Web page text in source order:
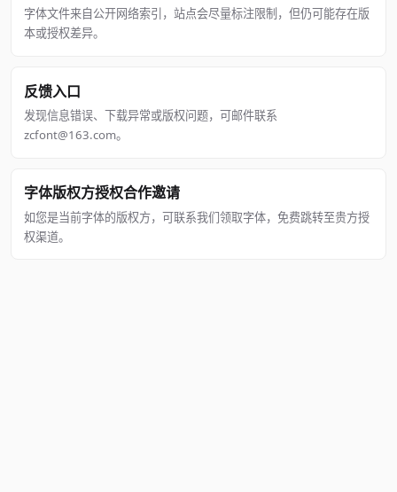
字体文件来自公开网络索引，站点会尽量标注限制，但仍可能存在版
本或授权差异。
反馈入口
发现信息错误、下载异常或版权问题，可邮件联系
zcfont@163.com。
字体版权方授权合作邀请
如您是当前字体的版权方，可联系我们领取字体，免费跳转至贵方授
权渠道。